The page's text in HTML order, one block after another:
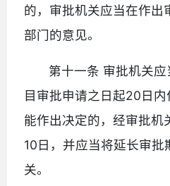
的，审批机关应当在作出
部门的意见。
第十一条 审批机关
目审批申请之日起20日
能作出决定的，经审批机
10日，并应当将延长审
关。